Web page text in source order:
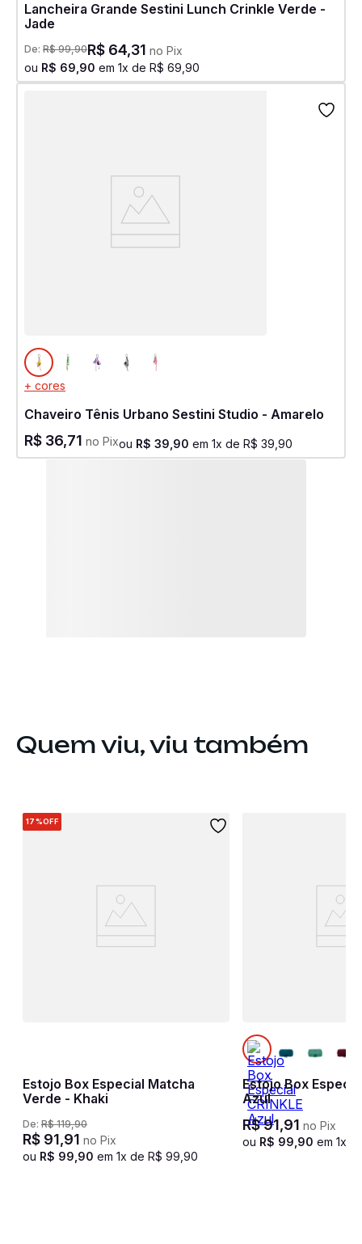
Lancheira Grande Sestini Lunch Crinkle Verde -
Jade
De: R$ 99,90R$ 64,31 no Pix
ou R$ 69 90 em 1x de R$ 69 90
+ cores
Chaveiro Tênis Urbano Sestini Studio - Amarelo
R$ 36,71 no Pixou R$ 39 90 em 1x de R$ 39 90
Quem viu, viu também
17%OFF
Estojo Box Especial Matcha
Verde - Khaki
De: R$ 119,90
R$ 91,91 no Pix
ou R$ 99 90 em 1x de R$ 99 90
Estojo Box
Azul
R$91,91 no Pix
ou R$ 99 90 em 1x